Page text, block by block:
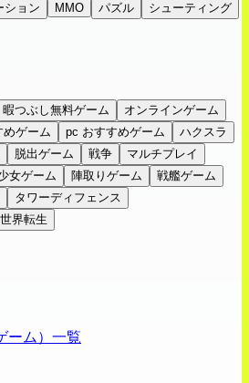
ション MMO パズル
シューティング
暇つぶし無料ゲーム
オンラインゲーム
めゲーム pc おすすめゲーム
ハクスラ
脱出ゲーム 戦争
マルチプレイ
女ゲーム 陣取りゲーム
戦艦ゲーム
タワーディフェンス
界転生
ーム）一覧